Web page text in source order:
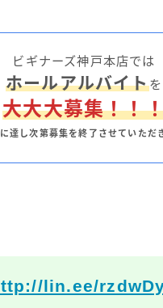
ビギナーズ神戸本店では
ホールアルバイトを
大大大募集！！
達し次第募集を終了させていただ
lin.ee/